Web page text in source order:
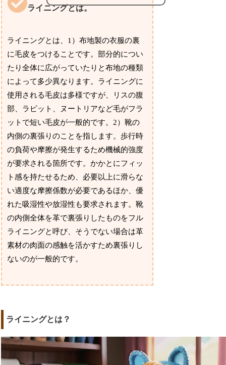
ライニングとは。
ライニングとは、1）布地製の衣服の裏
に毛皮をつけることです。部分的につい
たり全体に広がっていたりと布地の種類
によって多少異なります。ライニングに
使用される毛皮は多様ですが、リスの腹
部、ラビット、ヌートリアなど毛がフラ
ットで短い毛皮が一般的です。2）靴の
内側の裏張りのことを指します。歩行時
の負荷や摩擦が発生するため機械的強度
が要求される箇所です。かかとにフィッ
ト感を持たせるため、必要以上に滑らな
い適度な摩擦係数が必要であるほか、優
れた吸湿性や放湿性も要求されます。靴
の内側全体を革で裏張りしたものをフル
ライニングと呼び、そうでない場合は革
素材の肉面の感触を活かすため裏張りし
ないのが一般的です。
ライニングとは？